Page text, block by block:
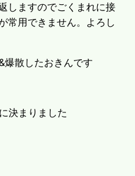
しますのでごくまれに接
常用できません。よろし
爆散したおきんです
決まりました